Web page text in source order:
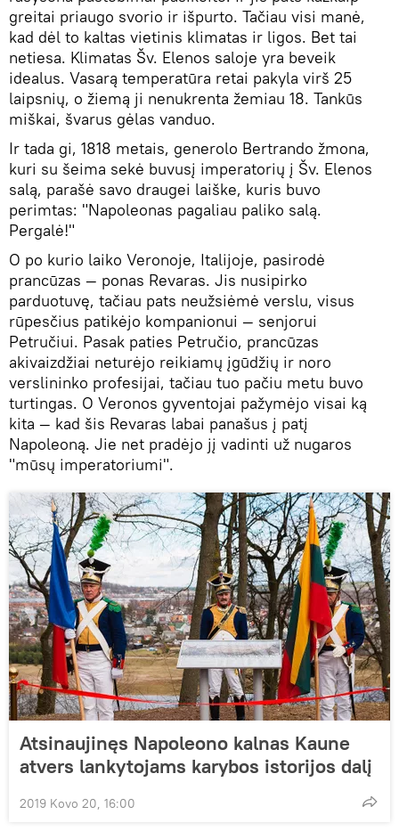
greitai priaugo svorio ir išpurto. Tačiau visi manė,
kad dėl to kaltas vietinis klimatas ir ligos. Bet tai
netiesa. Klimatas Šv. Elenos saloje yra beveik
idealus. Vasarą temperatūra retai pakyla virš 25
laipsnių, o žiemą ji nenukrenta žemiau 18. Tankūs
miškai, švarus gėlas vanduo.
Ir tada gi, 1818 metais, generolo Bertrando žmona,
kuri su šeima sekė buvusį imperatorių į Šv. Elenos
salą, parašė savo draugei laiške, kuris buvo
perimtas: "Napoleonas pagaliau paliko salą.
Pergalė!"
O po kurio laiko Veronoje, Italijoje, pasirodė
prancūzas — ponas Revaras. Jis nusipirko
parduotuvę, tačiau pats neužsiėmė verslu, visus
rūpesčius patikėjo kompanionui — senjorui
Petručiui. Pasak paties Petručio, prancūzas
akivaizdžiai neturėjo reikiamų įgūdžių ir noro
verslininko profesijai, tačiau tuo pačiu metu buvo
turtingas. O Veronos gyventojai pažymėjo visai ką
kita — kad šis Revaras labai panašus į patį
Napoleoną. Jie net pradėjo jį vadinti už nugaros
"mūsų imperatoriumi".
Atsinaujinęs Napoleono kalnas Kaune
atvers lankytojams karybos istorijos dalį
2019 Kovo 20, 16:00